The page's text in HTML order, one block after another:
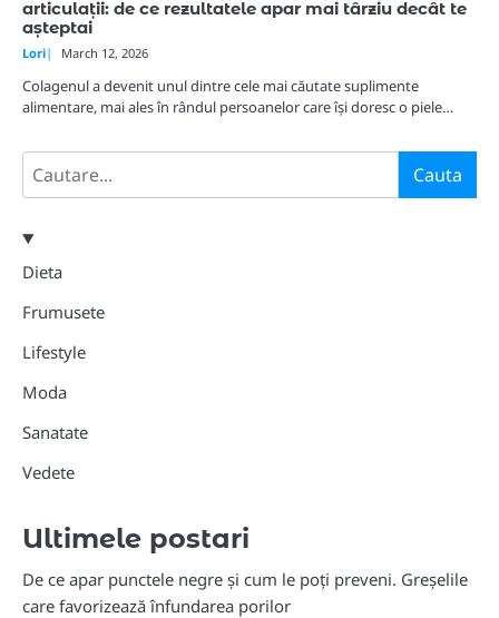
articulații: de ce rezultatele apar mai târziu decât te
așteptai
Lori March 12, 2026
Colagenul a devenit unul dintre cele mai căutate suplimente
alimentare, mai ales în rândul persoanelor care își doresc o piele…
Search Cauta
Dieta
Frumusete
Lifestyle
Moda
Sanatate
Vedete
Ultimele postari
De ce apar punctele negre și cum le poți preveni. Greșelile
care favorizează înfundarea porilor